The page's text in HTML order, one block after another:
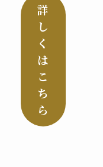
詳
し
く
は
こ
ち
ら